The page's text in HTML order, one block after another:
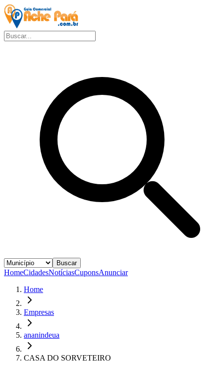
Buscar
HomeCidadesNotíciasCuponsAnunciar
Home
Empresas
ananindeua
CASA DO SORVETEIRO